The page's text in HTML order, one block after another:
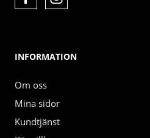
INFORMATION
Om oss
Mina sidor
Kundtjänst